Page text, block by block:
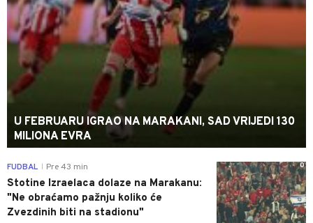
U FEBRUARU IGRAO NA MARAKANI, SAD VRIJEDI 130
MILIONA EVRA
0
FUDBAL Pre 43 min
Stotine Izraelaca dolaze na Marakanu:
"Ne obraćamo pažnju koliko će
Zvezdinih biti na stadionu"